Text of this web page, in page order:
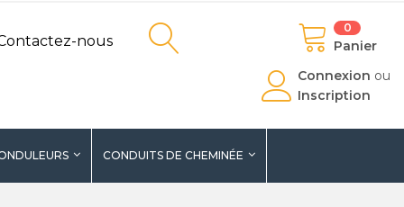
nous
0
Panier
Connexion ou
Inscription
CONDUITS DE CHEMINÉE